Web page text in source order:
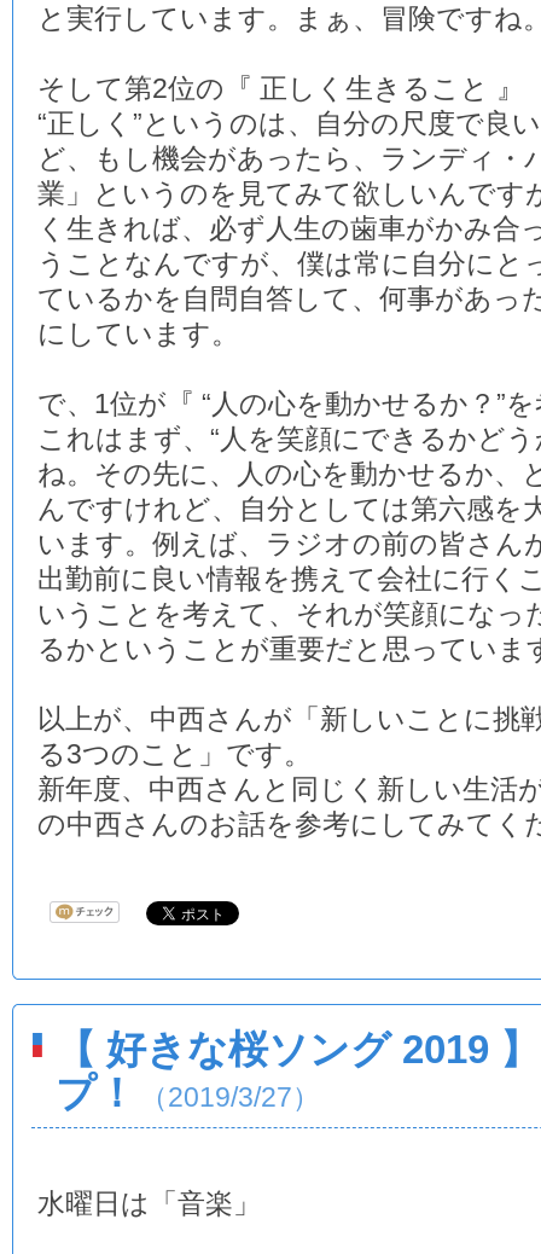
と実行しています。まぁ、冒険ですね
そして第2位の『 正しく生きること 』
“正しく”というのは、自分の尺度で良
ど、もし機会があったら、ランディ・
業」というのを見てみて欲しいんです
く生きれば、必ず人生の歯車がかみ合
うことなんですが、僕は常に自分にと
ているかを自問自答して、何事があっ
にしています。
で、1位が『 “人の心を動かせるか？”
これはまず、“人を笑顔にできるかど
ね。その先に、人の心を動かせるか、
んですけれど、自分としては第六感を
います。例えば、ラジオの前の皆さん
出勤前に良い情報を携えて会社に行く
いうことを考えて、それが笑顔になっ
るかということが重要だと思っていま
以上が、中西さんが「新しいことに挑
る3つのこと」です。
新年度、中西さんと同じく新しい生活
の中西さんのお話を参考にしてみてく
【 好きな桜ソング 2019
プ！
（2019/3/27）
水曜日は「音楽」